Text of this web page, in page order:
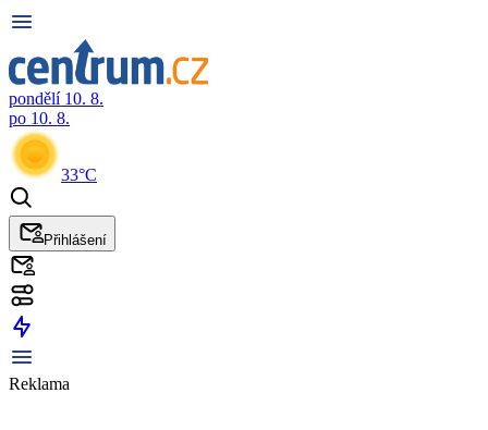
pondělí 10. 8.
po 10. 8.
33°C
Přihlášení
Reklama